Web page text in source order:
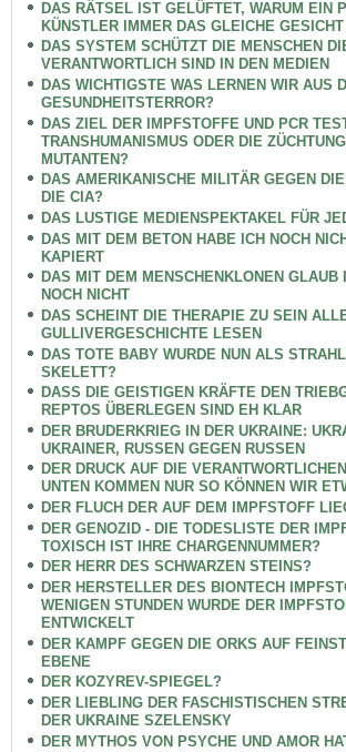
DAS RÄTSEL IST GELÜFTET, WARUM EIN
KÜNSTLER IMMER DAS GLEICHE
DAS SYSTEM SCHÜTZT DIE MENSCHEN
VERANTWORTLICH SIND IN DEN MEDIEN
DAS WICHTIGSTE WAS LERNEN WIR AUS
GESUNDHEITSTERROR?
DAS ZIEL DER IMPFSTOFFE UND PCR
TRANSHUMANISMUS ODER DIE
MUTANTEN?
DAS AMERIKANISCHE MILITÄR GEGEN
DIE CIA?
DAS LUSTIGE MEDIENSPEKTAKEL FÜR
DAS MIT DEM BETON HABE ICH NOCH
KAPIERT
DAS MIT DEM MENSCHENKLONEN GLAUB
NOCH NICHT
DAS SCHEINT DIE THERAPIE ZU SEIN
GULLIVERGESCHICHTE LESEN
DAS TOTE BABY WURDE NUN ALS
SKELETT?
DASS DIE GEISTIGEN KRÄFTE DEN
REPTOS ÜBERLEGEN SIND EH KLAR
DER BRUDERKRIEG IN DER UKRAINE:
UKRAINER, RUSSEN GEGEN RUSSEN
DER DRUCK AUF DIE
UNTEN KOMMEN NUR SO KÖNNEN WIR
DER FLUCH DER AUF DEM IMPFSTOFF
DER GENOZID - DIE TODESLISTE DER
TOXISCH IST IHRE CHARGENNUMMER?
DER HERR DES SCHWARZEN STEINS?
DER HERSTELLER DES BIONTECH
WENIGEN STUNDEN WURDE DER
ENTWICKELT
DER KAMPF GEGEN DIE ORKS AUF
EBENE
DER KOZYREV-SPIEGEL?
DER LIEBLING DER FASCHISTISCHEN
DER UKRAINE SZELENSKY
DER MYTHOS VON PSYCHE UND AMOR